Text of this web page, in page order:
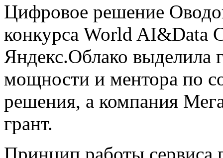
Цифровое решение
конкурса World AI&Data
Яндекс.Облако выделила
мощности и ментора по
решения, а компания
грант.
Принцип работы сервиса